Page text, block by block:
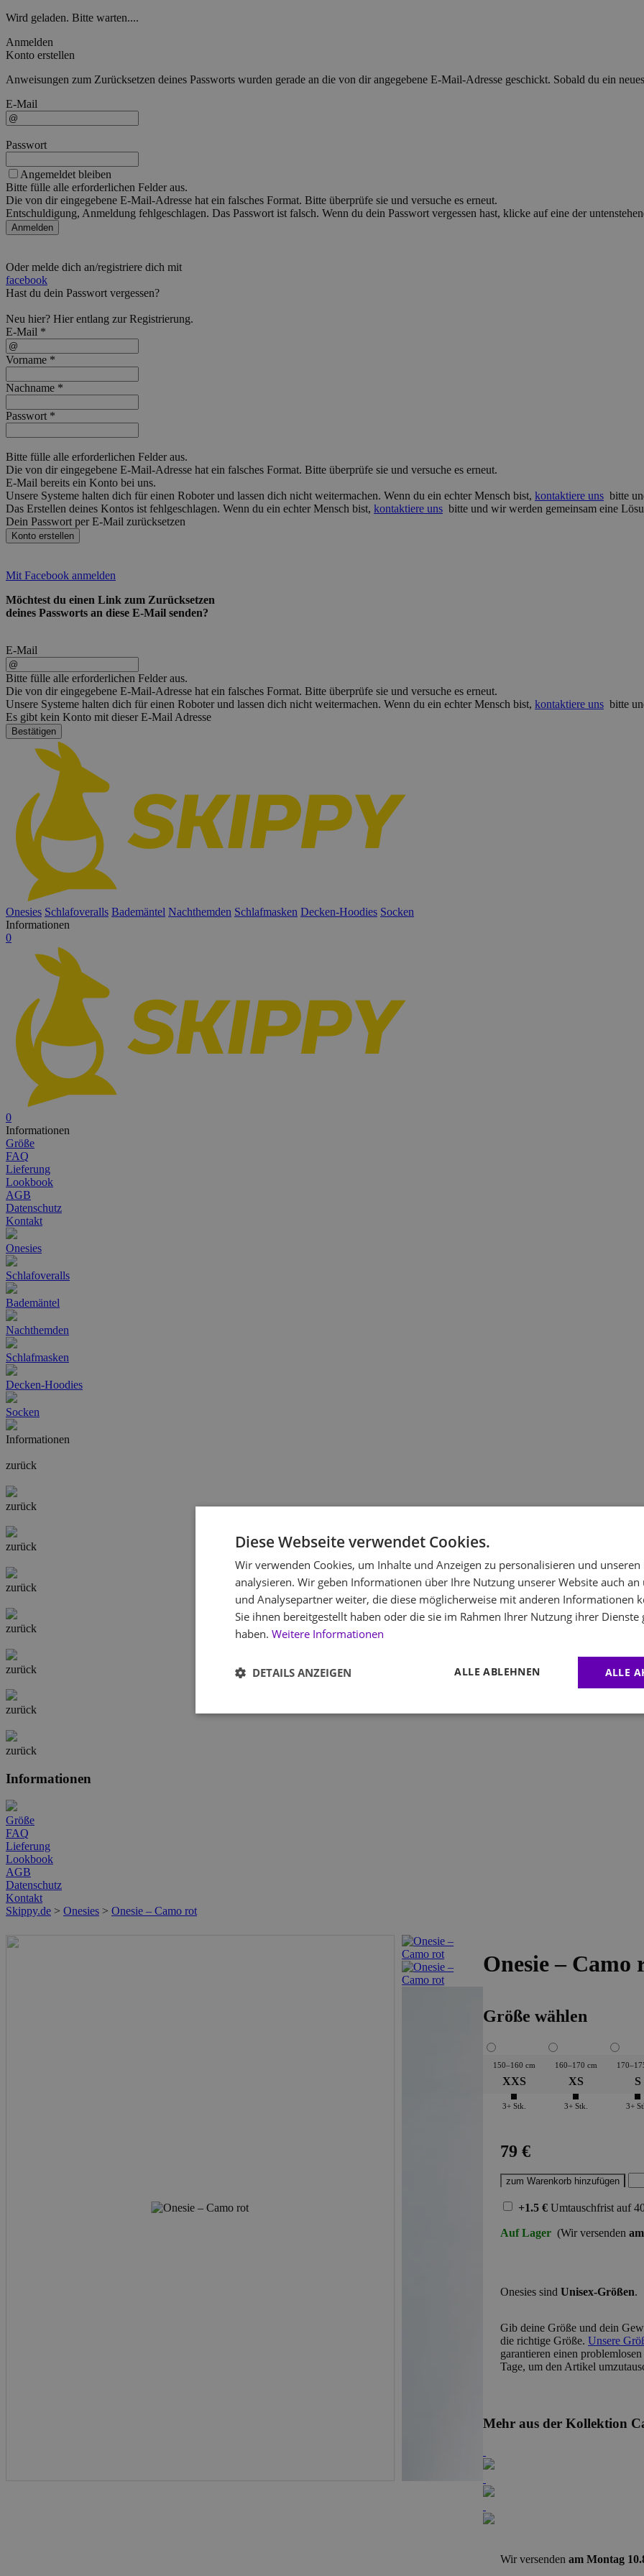
Wird geladen. Bitte warten....
Anmelden
Konto erstellen
Anweisungen zum Zurücksetzen deines Passworts wurden gerade an die von dir angegebene E-Mail-Adresse geschickt. Sobald du ein
E-Mail
Passwort
Angemeldet bleiben
Bitte fülle alle erforderlichen Felder aus.
Die von dir eingegebene E-Mail-Adresse hat ein falsches Format. Bitte überprüfe sie und versuche es erneut.
Entschuldigung, Anmeldung fehlgeschlagen. Das Passwort ist falsch. Wenn du dein Passwort vergessen hast, klicke auf eine der
Anmelden
Oder melde dich an/registriere dich mit
facebook
Hast du dein Passwort vergessen?
Neu hier? Hierentlang zur Registrierung.
E-Mail *
Vorname *
Nachname *
Passwort *
Bitte fülle alle erforderlichen Felder aus.
Die von dir eingegebene E-Mail-Adresse hat ein falsches Format. Bitte überprüfe sie und versuche es erneut.
E-Mail bereits ein Konto bei uns.
Unsere Systeme halten dich für einen Roboter und lassen dich nicht weitermachen. Wenn du ein echter Mensch bist, kontaktiere uns bitte
Das Erstellen deines Kontos ist fehlgeschlagen. Wenn du ein echter Mensch bist, kontaktiere uns bitte und wir werden gemeinsam eine
Dein Passwort per E-Mail zurücksetzen
Konto erstellen
Mit Facebook anmelden
Möchtest du einen Link zum Zurücksetzen
deines Passworts an diese E-Mail senden?
E-Mail
Bitte fülle alle erforderlichen Felder aus.
Die von dir eingegebene E-Mail-Adresse hat ein falsches Format. Bitte überprüfe sie und versuche es erneut.
Unsere Systeme halten dich für einen Roboter und lassen dich nicht weitermachen. Wenn du ein echter Mensch bist, kontaktiere uns bitte
Es gibt kein Konto mit dieser E-Mail Adresse
Bestätigen
Onesies Schlafoveralls Bademäntel Nachthemden Schlafmasken Decken-Hoodies Socken
Informationen
0
0
Informationen
Größe
FAQ
Lieferung
Lookbook
AGB
Datenschutz
Kontakt
Onesies
Schlafoveralls
Bademäntel
Nachthemden
Schlafmasken
Decken-Hoodies
Socken
Informationen
zurück
zurück
zurück
zurück
zurück
zurück
zurück
zurück
Informationen
Größe
FAQ
Lieferung
Lookbook
AGB
Datenschutz
Kontakt
Skippy.de > Onesies > Onesie – Camo rot
Onesie – Camo
Größe wählen
150–160 cm
XXS
3+ Stk.
160–170 cm
XS
3+ Stk.
S
3+
79 €
+1.5 € Umtauschfrist auf
Auf Lager (Wir versenden
richtige Größe des Onesies
Onesies sind Unisex-Größen.
Gib deine Größe und dein
die richtige Größe. Unsere
garantieren einen
Tage, um den Artikel
Mehr aus der Kollektion
Wir versenden am Montag
Diese Webseite verwendet Cookies.
Wir verwenden Cookies, um Inhalte und Anzeigen zu personalisieren und
analysieren. Wir geben Informationen über Ihre Nutzung unserer Website auch an
und Analysepartner weiter, die diese möglicherweise mit anderen Informationen
Sie ihnen bereitgestellt haben oder die sie im Rahmen Ihrer Nutzung ihrer Dienste
haben. Weitere Informationen
ALLE
ALLE ABLEHNEN
DETAILS ANZEIGEN